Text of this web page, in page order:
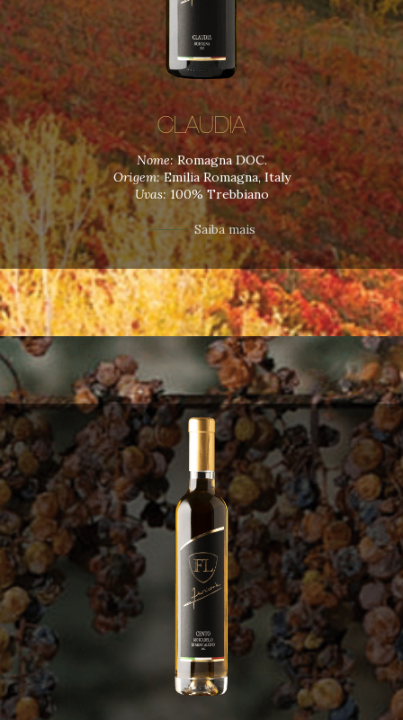
CLAUDIA
Nome:Romagna DOC.
Origem:Emilia Romagna, Italy
Uvas:100% Trebbiano
Saiba mais